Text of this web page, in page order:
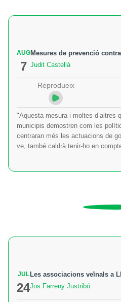
AUG
7
Mesures de prevenció
Judit Castellà
Reprodueix
"Aquesta mesura i moltes d’altres
municipis demostren com les
centraran més les actuacions de
ve, també caldrà tenir-ho en
JUL
24
Les associacions veïnals a
Jos Farreny Justribó